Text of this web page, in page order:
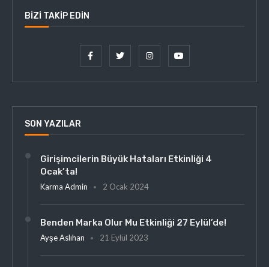
BIZI TAKIP EDIN
SON YAZILAR
Girişimcilerin Büyük Hataları Etkinliği 4
Ocak’ta!
Karma Admin 2 Ocak 2024
Benden Marka Olur Mu Etkinliği 27 Eylül’de!
Ayşe Aslıhan 21 Eylül 2023